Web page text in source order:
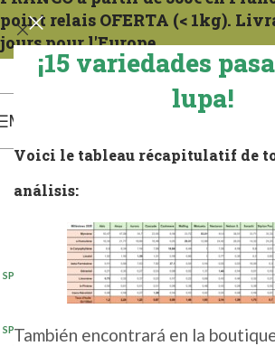
¡15 variedades
lupa!
Voici le tableau récapitulatif de
análisis:
También encontrará en la
point relais OFERTA (< 1kg).
jours pour l'Europe.
Expéditions tous les mercredis. Para la Francia compter 1
MENÚ
SP 1 KG 2025
SP 100G 2025(5+)
SP 5 KG 2025
SP 500G 2025